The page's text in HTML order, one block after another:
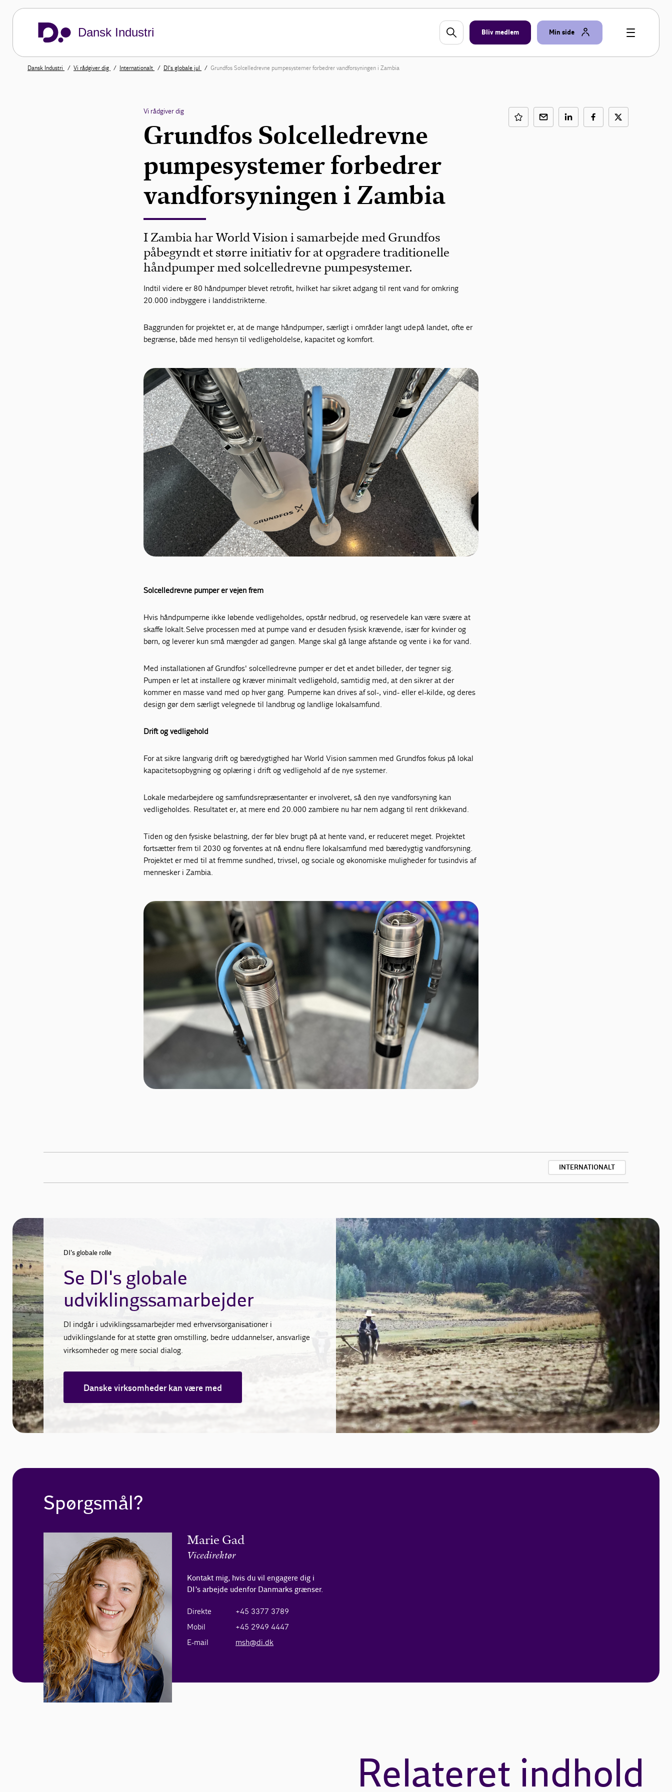
Dansk Industri Bliv medlem Min side
Dansk Industri Vi rådgiver dig Internationalt DI's globale jul Grundfos Solcelledrevne pumpesystemer forbedrer vandforsyningen i Zambia​
Vi rådgiver dig
Grundfos Solcelledrevne
pumpesystemer forbedrer
vandforsyningen i Zambia​
I Zambia har World Vision i samarbejde med Grundfos
påbegyndt et større initiativ for at opgradere traditionelle
håndpumper med solcelledrevne pumpesystemer.
Indtil videre er 80 håndpumper blevet retrofit, hvilket har sikret adgang til rent vand for omkring
20.000 indbyggere i landdistrikterne.
Baggrunden for projektet er, at de mange håndpumper, særligt i områder langt udepå landet, ofte er
begrænse, både med hensyn til vedligeholdelse, kapacitet og komfort.
Solcelledrevne pumper er vejen frem
Hvis håndpumperne ikke løbende vedligeholdes, opstår nedbrud, og reservedele kan være svære at
skaffe lokalt.Selve processen med at pumpe vand er desuden fysisk krævende, især for kvinder og
børn, og leverer kun små mængder ad gangen. Mange skal gå lange afstande og vente i kø for vand.
Med installationen af Grundfos' solcelledrevne pumper er det et andet billeder, der tegner sig.
Pumpen er let at installere og kræver minimalt vedligehold, samtidig med, at den sikrer at der
kommer en masse vand med op hver gang. Pumperne kan drives af sol-, vind- eller el-kilde, og deres
design gør dem særligt velegnede til landbrug og landlige lokalsamfund.
Drift og vedligehold​
For at sikre langvarig drift og bæredygtighed har World Vision sammen med Grundfos fokus på lokal
kapacitetsopbygning og oplæring i drift og vedligehold af de nye systemer.
Lokale medarbejdere og samfundsrepræsentanter er involveret, så den nye vandforsyning kan
vedligeholdes. Resultatet er, at mere end 20.000 zambiere nu har nem adgang til rent drikkevand.
Tiden og den fysiske belastning, der før blev brugt på at hente vand, er reduceret meget. Projektet
fortsætter fremtil 2030 og forventes at nå endnu flere lokalsamfund med bæredygtig vandforsyning.
Projektet er med til atfremme sundhed, trivsel, og sociale og økonomiske muligheder for tusindvis af
mennesker i Zambia.
INTERNATIONALT
DI's globale rolle
Se DI's globale
udviklingssamarbejder
DI indgår i udviklingssamarbejder med erhvervsorganisationer i
udviklingslande for at støtte grøn omstilling, bedre uddannelser, ansvarlige
virksomheder og mere social dialog.
Danske virksomheder kan være med
Spørgsmål?
Marie Gad
Vicedirektør
Kontakt mig, hvis du vil engagere dig i
DI’s arbejde udenfor Danmarks grænser.
Direkte
+45 3377 3789
Mobil
+45 2949 4447
E-mail
msh@di.dk
Relateret indhold